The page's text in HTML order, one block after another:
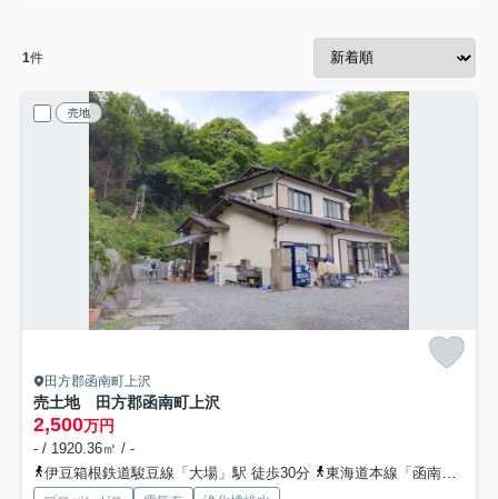
1件
売地
田方郡函南町上沢
売土地 田方郡函南町上沢
2,500万円
- / 1920.36㎡ / -
伊豆箱根鉄道駿豆線「大場」駅 徒歩30分
東海道本線「函南」駅 徒歩37分